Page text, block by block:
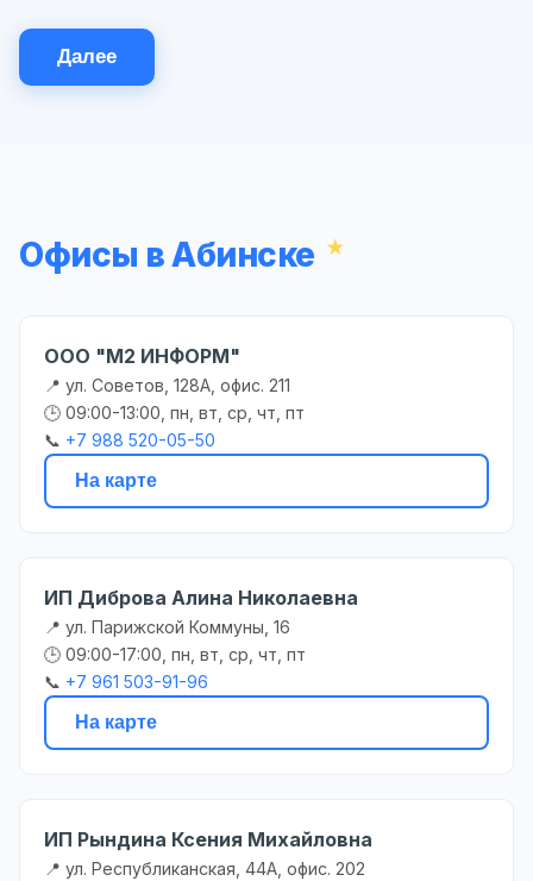
Далее
Офисы в Абинске
ООО "М2 ИНФОРМ"
📍 ул. Советов, 128А, офис. 211
🕒 09:00-13:00, пн, вт, ср, чт, пт
📞 +7 988 520-05-50
На карте
ИП Диброва Алина Николаевна
📍 ул. Парижской Коммуны, 16
🕒 09:00-17:00, пн, вт, ср, чт, пт
📞 +7 961 503-91-96
На карте
ИП Рындина Ксения Михайловна
📍 ул. Республиканская, 44А, офис. 202